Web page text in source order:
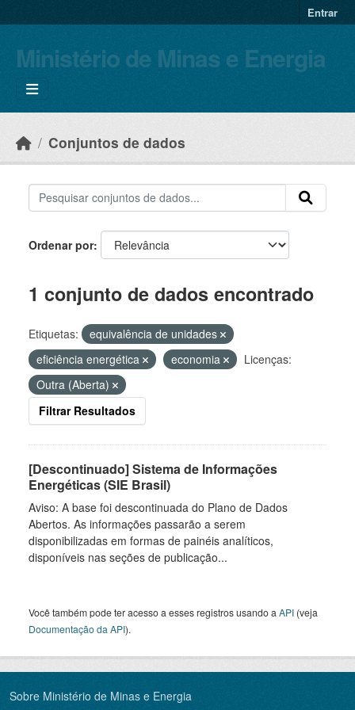
Entrar
Ministério de Minas e Energia
Conjuntos de dados
Ordenar por
1 conjunto de dados encontrado
Etiquetas:
equivalência de unidades
eficiência energética
economia
Licenças:
Outra (Aberta)
Filtrar Resultados
[Descontinuado] Sistema de Informações
Energéticas (SIE Brasil)
Aviso: A base foi descontinuada do Plano de Dados
Abertos. As informações passarão a serem
disponibilizadas em formas de painéis analíticos,
disponíveis nas seções de publicação...
Você também pode ter acesso a esses registros usando a API (veja
Documentação da API).
Sobre Ministério de Minas e Energia